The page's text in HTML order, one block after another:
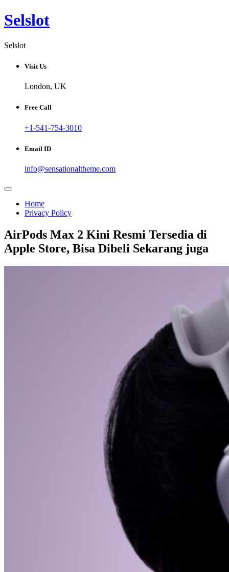
Skip
to
Selslot
Selslot
Visit Us
London, UK
Free Call
+1-541-754-3010
Email ID
info@sensationaltheme.com
Home
Privacy Policy
AirPods Max 2 Kini Resmi Tersedia di
Apple Store, Bisa Dibeli Sekarang juga